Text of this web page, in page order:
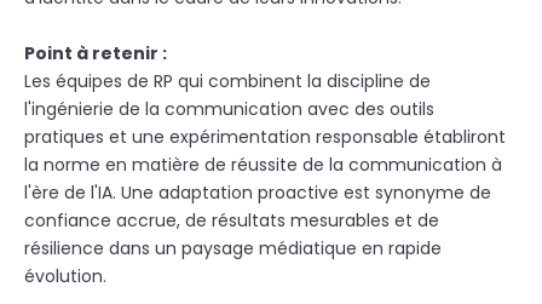
Point à retenir :
Les équipes de RP qui combinent la discipline de
l'ingénierie de la communication avec des outils
pratiques et une expérimentation responsable établiront
la norme en matière de réussite de la communication à
l'ère de l'IA. Une adaptation proactive est synonyme de
confiance accrue, de résultats mesurables et de
résilience dans un paysage médiatique en rapide
évolution.